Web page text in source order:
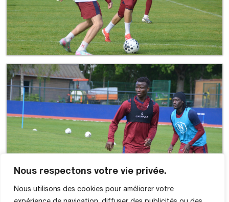
Nous respectons votre vie privée.
Nous utilisons des cookies pour améliorer votre